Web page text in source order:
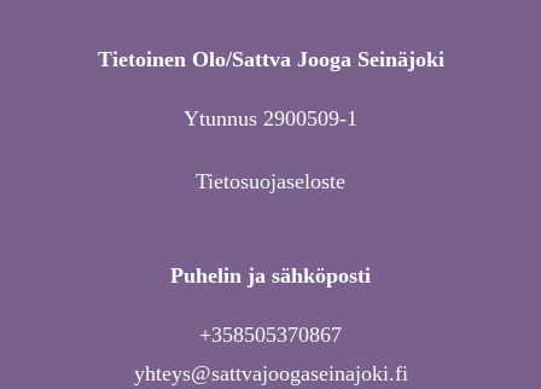
Tietoinen Olo/Sattva Jooga Seinäjoki
Ytunnus 2900509-1
Tietosuojaseloste
Puhelin ja sähköposti
+358505370867
yhteys@sattvajoogaseinajoki.fi